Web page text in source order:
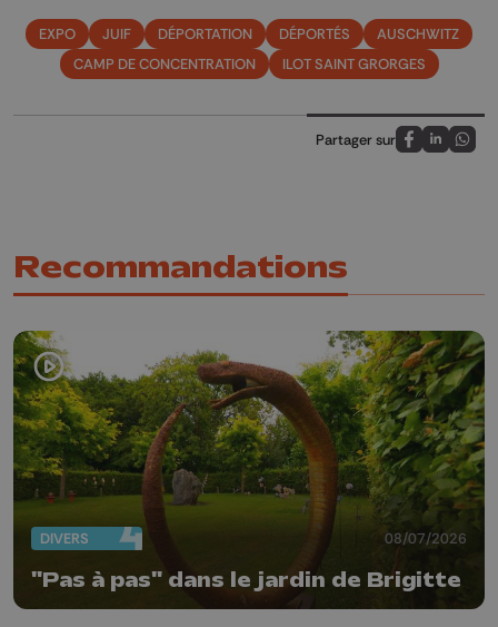
EXPO JUIF DÉPORTATION DÉPORTÉS
AUSCHWITZ
CAMP DE CONCENTRATION
ILOT SAINT GRORGES
Partager sur
Partagez sur
Partagez
Recommandations
DIVERS 08/07/2026
"Pas à pas" dans le jardin de Brigitte